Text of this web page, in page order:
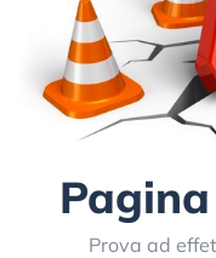
Prova ad